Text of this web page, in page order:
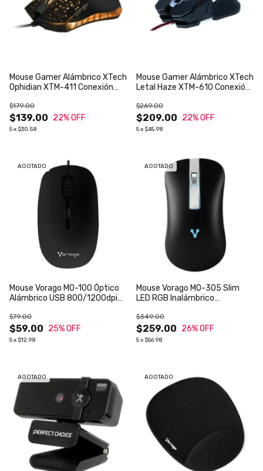
Mouse Gamer Alámbrico XTech
Ophidian XTM-411 Conexión
Velocidades Sensor Óptico 6
Botones
$139.00
$179.00
22% OFF
5x $30.58
Mouse Gamer Alámbrico XTech
Letal Haze XTM-610 Conexión
Velocidades Sensor Óptico 6
Botones
$209.00
$269.00
22% OFF
5x $45.98
AGOTADO
Mouse Vorago MO-100 Óptico
Alámbrico USB 800/1200dpi
$59.00
$79.00
25% OFF
5x $12.98
AGOTADO
Mouse Vorago MO-305 Slim
LED RGB Inalámbrico
dpi Color Negro
$259.00
$349.00
26% OFF
5x $56.98
AGOTADO AGOTADO